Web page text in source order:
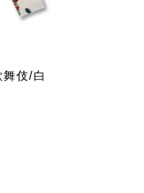
伎/白